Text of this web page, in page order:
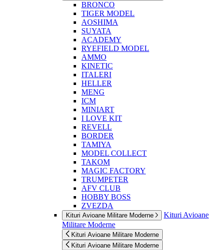
BRONCO
TIGER MODEL
AOSHIMA
SUYATA
ACADEMY
RYEFIELD MODEL
AMMO
KINETIC
ITALERI
HELLER
MENG
ICM
MINIART
I LOVE KIT
REVELL
BORDER
TAMIYA
MODEL COLLECT
TAKOM
MAGIC FACTORY
TRUMPETER
AFV CLUB
HOBBY BOSS
ZVEZDA
Kituri Avioane Militare Moderne
Kituri Avioane
Militare Moderne
Kituri Avioane Militare Moderne
Kituri Avioane Militare Moderne